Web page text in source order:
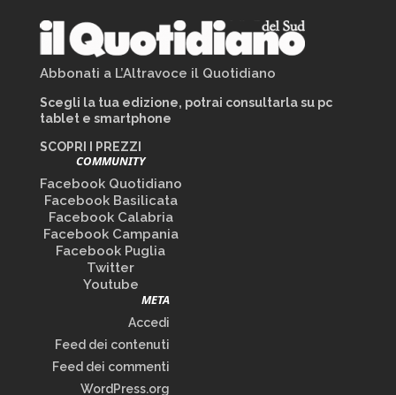
Abbonati a L’Altravoce il Quotidiano
Scegli la tua edizione, potrai consultarla su pc
tablet e smartphone
SCOPRI I PREZZI
COMMUNITY
Facebook Quotidiano
Facebook Basilicata
Facebook Calabria
Facebook Campania
Facebook Puglia
Twitter
Youtube
META
Accedi
Feed dei contenuti
Feed dei commenti
WordPress.org